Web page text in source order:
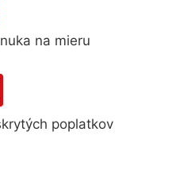
na mieru
poplatkov